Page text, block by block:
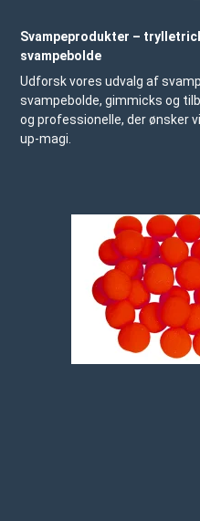
Svampeprodukter –
svampebolde
Udforsk vores udvalg af
svampebolde, gimmicks og
og professionelle, der ønsker
up-magi.